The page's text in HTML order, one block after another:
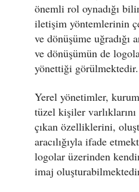
önemli rol oynadığı
iletişim yöntemlerinin
ve dönüşüme
ve dönüşümün de
yönettiği görülmektedir.
Yerel yönetimler,
tüzel kişiler
çıkan özelliklerini,
aracılığıyla ifade
logolar üzerinden
imaj